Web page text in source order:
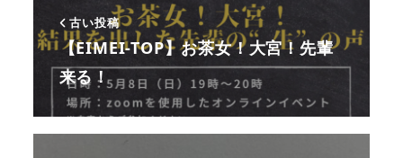
古い投稿
【EIMEI-TOP】お茶女！大宮！先輩
来る！